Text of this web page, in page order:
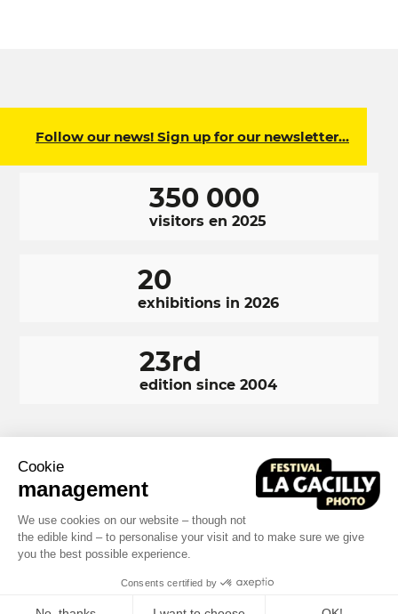
Cookie
management
We use cookies on our website – though not
the edible kind – to personalise your visit and to make sure we give
you the best possible experience.
Consents certified by
Follow our news! Sign up for our newsletter…
350 000
visitors en 2025
20
exhibitions in 2026
23rd
edition since 2004
RÉSEAUX
SOCIAUX
FOOTER
Instagram
NAVIGATION
FOOTER
Terms and conditions
Photo credits
Built by MOTION4EVER